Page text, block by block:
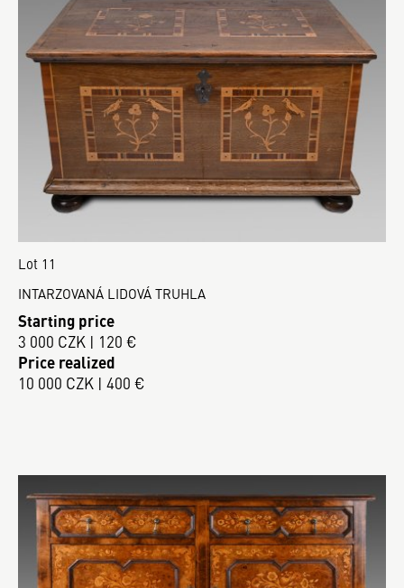
Lot 11
INTARZOVANÁ LIDOVÁ TRUHLA
Starting price
3 000 CZK | 120 €
Price realized
10 000 CZK | 400 €